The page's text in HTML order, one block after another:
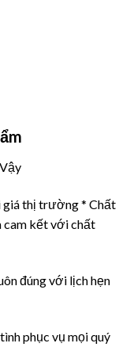
giá thị trường* Chất
cam kết với chất
đúng với lịch hẹn
phục vụ mọi quý